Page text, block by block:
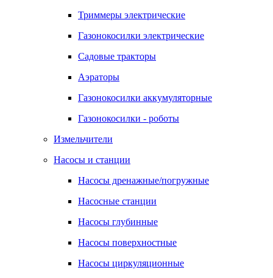
Триммеры электрические
Газонокосилки электрические
Садовые тракторы
Аэраторы
Газонокосилки аккумуляторные
Газонокосилки - роботы
Измельчители
Насосы и станции
Насосы дренажные/погружные
Насосные станции
Насосы глубинные
Насосы поверхностные
Насосы циркуляционные